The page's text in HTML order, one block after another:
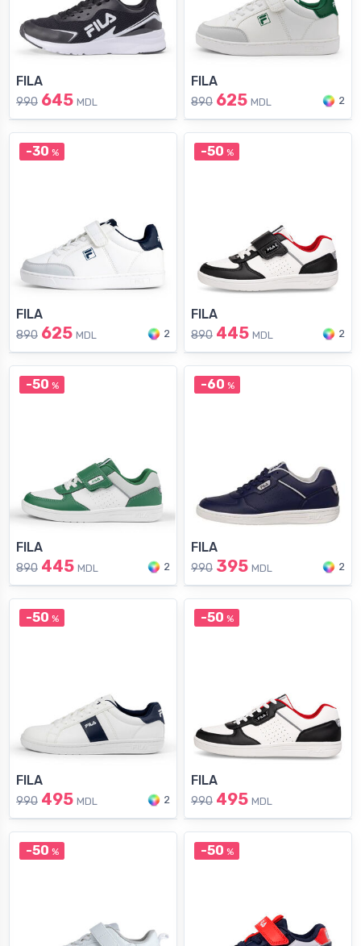
FILA
990 645 MDL
FILA
890 625 MDL 2
-30 %
FILA
890 625 MDL 2
-50 %
FILA
890 445 MDL 2
-50 %
FILA
890 445 MDL 2
-60 %
FILA
990 395 MDL 2
-50 %
FILA
990 495 MDL 2
-50 %
FILA
990 495 MDL
-50 % -50 %